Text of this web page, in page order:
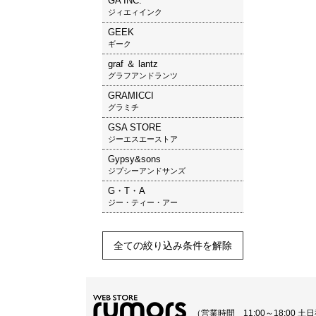
ジィエィインク
GEEK
ギーク
graf ＆ lantz
グラフアンドランツ
GRAMICCI
グラミチ
GSA STORE
ジーエスエーストア
Gypsy&sons
ジプシーアンドサンズ
G・T・A
ジー・ティー・アー
全ての絞り込み条件を解除
（営業時間 11:00～18:00 土日